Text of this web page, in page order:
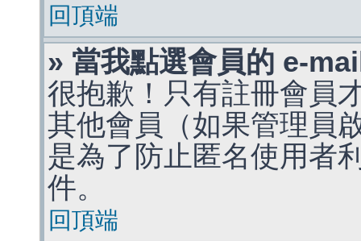
回頂端
» 當我點選會員的 e-
很抱歉！只有註冊會員
其他會員（如果管理員
是為了防止匿名使用者
件。
回頂端